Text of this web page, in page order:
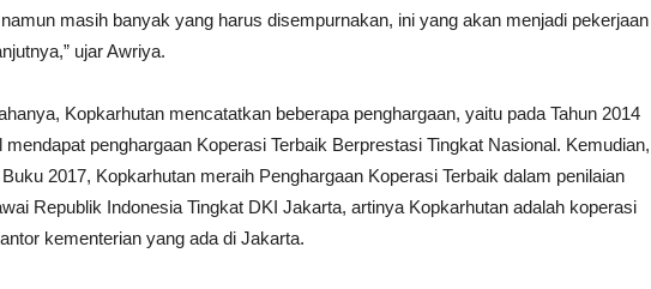
masih banyak yang harus disempurnakan, ini yang akan menjadi pekerjaan
ujar Awriya.
Kopkarhutan mencatatkan beberapa penghargaan, yaitu pada Tahun 2014
mendapat penghargaan Koperasi Terbaik Berprestasi Tingkat Nasional. Kemudian,
2017, Kopkarhutan meraih Penghargaan Koperasi Terbaik dalam penilaian
Republik Indonesia Tingkat DKI Jakarta, artinya Kopkarhutan adalah koperasi
kementerian yang ada di Jakarta.